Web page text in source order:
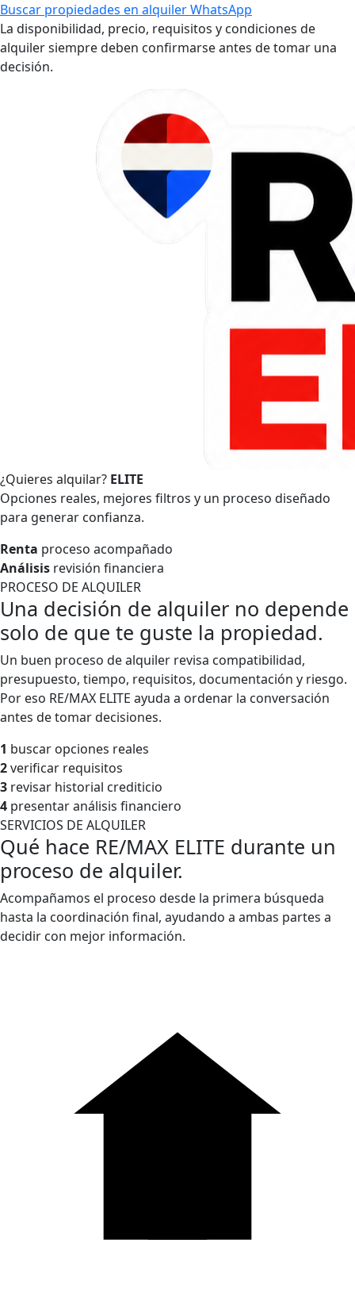
Buscar propiedades en alquilerWhatsApp
La disponibilidad, precio, requisitos y condiciones de
alquiler siempre deben confirmarse antes de tomar una
decisión.
¿Quieres alquilar? ELITE
Opciones reales, mejores filtros y un proceso diseñado
para generar confianza.
Renta proceso acompañado
Análisis revisión financiera
PROCESO DE ALQUILER
Una decisión de alquiler no depende
solo de que te guste la propiedad.
Un buen proceso de alquiler revisa compatibilidad,
presupuesto, tiempo, requisitos, documentación y riesgo.
Por eso RE/MAX ELITE ayuda a ordenar la conversación
antes de tomar decisiones.
1 buscar opciones reales
2verificar requisitos
3 revisar historial crediticio
4 presentar análisis financiero
SERVICIOS DE ALQUILER
Qué hace RE/MAX ELITE durante un
proceso de alquiler.
Acompañamos el proceso desde la primera búsqueda
hasta la coordinación final, ayudando a ambas partes a
decidir con mejor información.